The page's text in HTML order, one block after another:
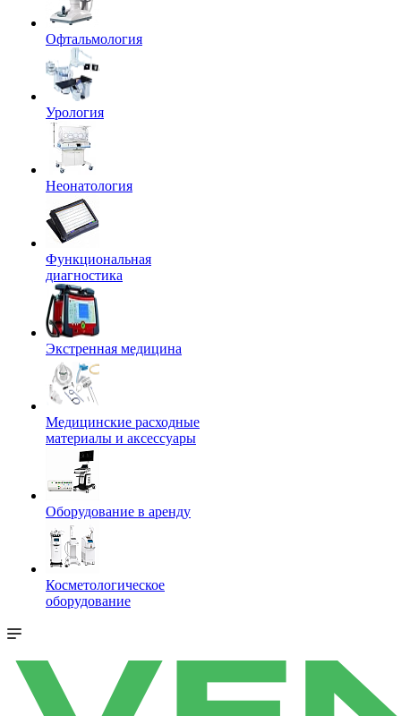
Офтальмология
Урология
Неонатология
Функциональная
диагностика
Экстренная медицина
Медицинские расходные
материалы и аксессуары
Оборудование в аренду
Косметологическое
оборудование